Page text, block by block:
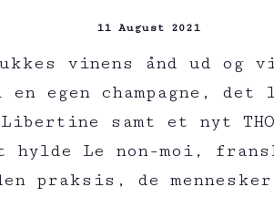
11 August 2021
vinens ånd ud og
egen champagne,
samt et nyt
hylde Le non-moi,
praksis, de